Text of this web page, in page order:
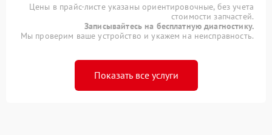
Цены в прайс-листе указаны ориентировочные, без учета
стоимости запчастей.
Записывайтесь на бесплатную диагностику.
Мы проверим ваше устройство и укажем на неисправность.
Показать все услуги